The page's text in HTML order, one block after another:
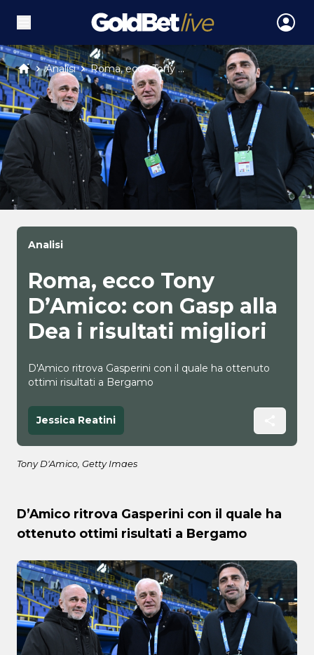
Analisi Roma, ecco Tony ...
Analisi
Roma, ecco Tony
D’Amico: con Gasp alla
Dea i risultati migliori
D'Amico ritrova Gasperini con il quale ha ottenuto
ottimi risultati a Bergamo
Jessica Reatini
Tony D'Amico, Getty Imaes
D’Amico ritrova Gasperini con il quale ha
ottenuto ottimi risultati a Bergamo